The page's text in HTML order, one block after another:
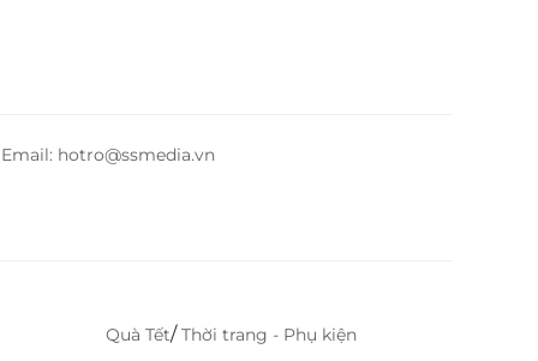
hotro@ssmedia.vn
Quà Tết/Thời trang - Phụ kiện